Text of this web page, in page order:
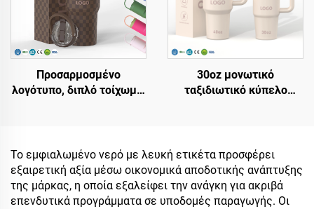
Προσαρμοσμένο
λογότυπο, διπλό τοίχωμα,
20oz 32oz 40oz, τάμπλερ
ταξιδίου με καπάκι για
ζεστά και κρύα ποτά
30oz μονωτικό
ταξιδιωτικό κύπελο
επαναχρηστοποιούμενο
ανοξείδωτο χάλυβα
μπουκάλι νερού κύπελο
με λαβή και straw
Το εμφιαλωμένο νερό με λευκή ετικέτα προσφέρει
εξαιρετική αξία μέσω οικονομικά αποδοτικής ανάπτυξης
της μάρκας, η οποία εξαλείφει την ανάγκη για ακριβά
επενδυτικά προγράμματα σε υποδομές παραγωγής. Οι